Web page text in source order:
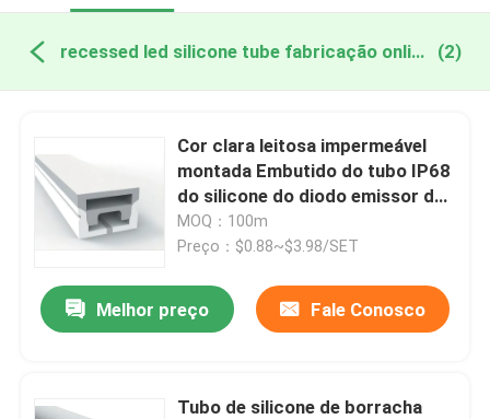
recessed led silicone tube fabricação online (2)
Cor clara leitosa impermeável
montada Embutido do tubo IP68
do silicone do diodo emissor de
luz
MOQ：100m
Preço：$0.88~$3.98/SET
Melhor preço Fale Conosco
Tubo de silicone de borracha